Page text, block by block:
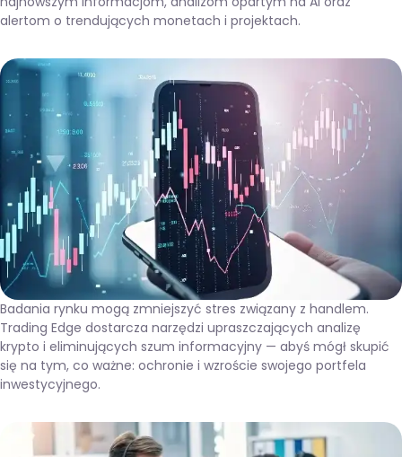
alertom o trendujących monetach i projektach.
Badania rynku mogą zmniejszyć stres związany z handlem.
Trading Edge dostarcza narzędzi upraszczających analizę
krypto i eliminujących szum informacyjny — abyś mógł skupić
się na tym, co ważne: ochronie i wzroście swojego portfela
inwestycyjnego.